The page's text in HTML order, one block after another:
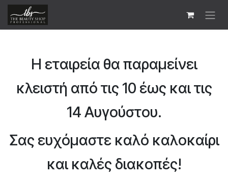
Skip to Content
Η εταιρεία θα παραμείνει
κλειστή από τις 10 έως και τις
14 Αυγούστου.
Σας ευχόμαστε καλό καλοκαίρι
και καλές διακοπές!